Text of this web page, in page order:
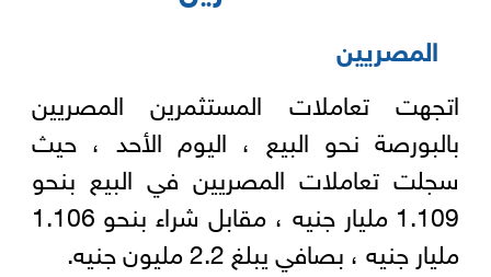
المصريين
اتجهت تعاملات المستثمرين المصريين
بالبورصة نحو البيع ، اليوم الأحد ، حيث
سجلت تعاملات المصريين في البيع بنحو
1.109 مليار جنيه ، مقابل شراء بنحو 1.106
مليار جنيه ، بصافي يبلغ 2.2 مليون جنيه.